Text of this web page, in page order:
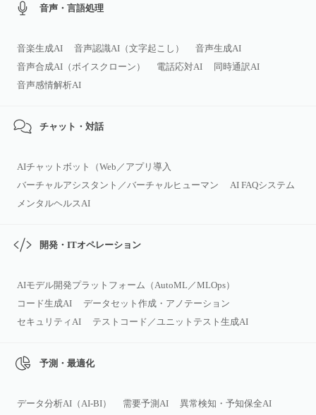
音声・言語処理
音楽生成AI 音声認識AI（文字起こし）
音声生成AI
音声合成AI（ボイスクローン）
電話応対AI
同時通訳AI
音声感情解析AI
チャット・対話
AIチャットボット（Web／アプリ導入
バーチャルアシスタント／バーチャルヒューマン
AI FAQシステム
メンタルヘルスAI
開発・ITオペレーション
AIモデル開発プラットフォーム（AutoML／MLOps）
コード生成AI
データセット作成・アノテーション
セキュリティAI
テストコード／ユニットテスト生成AI
予測・最適化
データ分析AI（AI‑BI） 需要予測AI
異常検知・予知保全AI